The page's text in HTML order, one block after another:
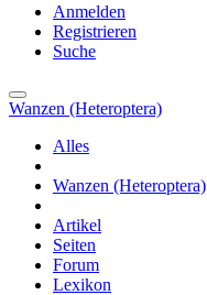
Anmelden
Registrieren
Suche
Wanzen (Heteroptera)
Alles
Wanzen (Heteroptera)
Artikel
Seiten
Forum
Lexikon